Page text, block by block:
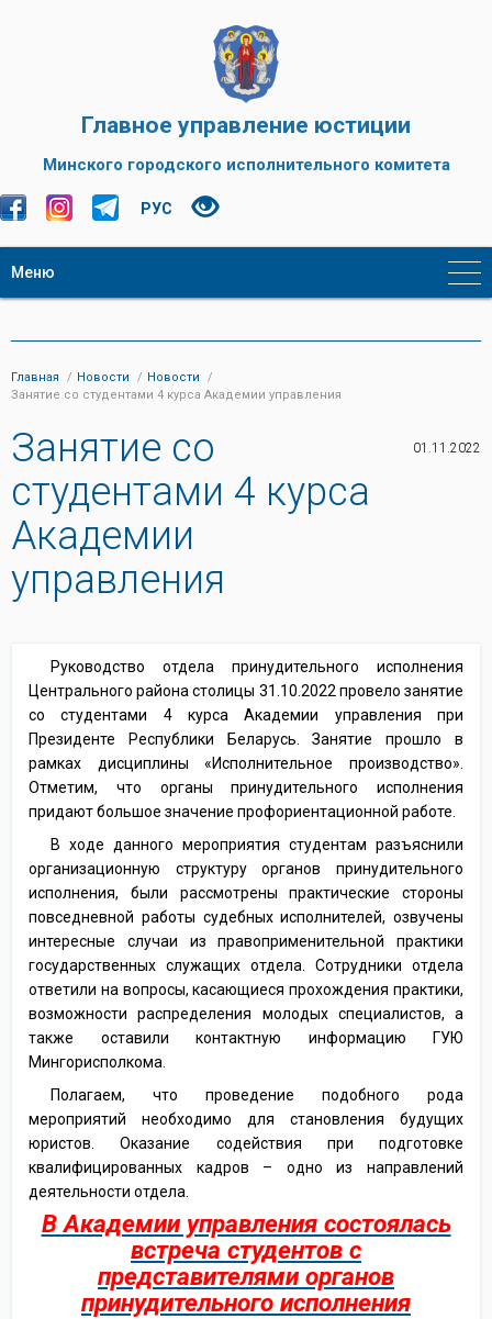
Главное управление юстиции
Минского городского исполнительного комитета
РУС
Меню
Главная Новости
Новости
Занятие со студентами 4 курса Академии управления
Занятие со
студентами 4 курса
Академии
управления
01.11.2022
Руководство отдела принудительного исполнения
Центрального района столицы 31.10.2022 провело занятие
со студентами 4 курса Академии управления при
Президенте Республики Беларусь. Занятие прошло в
рамках дисциплины «Исполнительное производство».
Отметим, что органы принудительного исполнения
придают большое значение профориентационной работе.
В ходе данного мероприятия студентам разъяснили
организационную структуру органов принудительного
исполнения, были рассмотрены практические стороны
повседневной работы судебных исполнителей, озвучены
интересные случаи из правоприменительной практики
государственных служащих отдела. Сотрудники отдела
ответили на вопросы, касающиеся прохождения практики,
возможности распределения молодых специалистов, а
также оставили контактную информацию ГУЮ
Мингорисполкома.
Полагаем, что проведение подобного рода
мероприятий необходимо для становления будущих
юристов. Оказание содействия при подготовке
квалифицированных кадров – одно из направлений
деятельности отдела.
В Академии управления состоялась
встреча студентов с
представителями органов
принудительного исполнения